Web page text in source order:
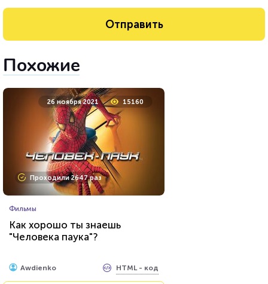
Похожие
26 ноября 2021 15160
Проходили 2647 раз
Фильмы
Как хорошо ты знаешь
"Человека паука"?
Awdienko HTML - код